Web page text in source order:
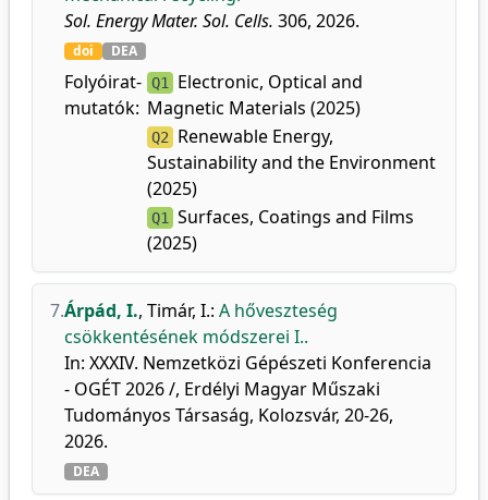
Sol. Energy Mater. Sol. Cells. 306, 2026.
doi DEA
Folyóirat-
mutatók:
Q1
Electronic, Optical and
Magnetic Materials (2025)
Q2
Renewable Energy,
Sustainability and the Environment
(2025)
Q1
Surfaces, Coatings and Films
(2025)
7.Árpád, I., Timár, I.: A hőveszteség
csökkentésének módszerei I..
In: XXXIV. Nemzetközi Gépészeti Konferencia
- OGÉT 2026 /, Erdélyi Magyar Műszaki
Tudományos Társaság, Kolozsvár, 20-26,
2026.
DEA